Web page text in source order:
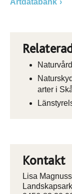
Artdatabank
arter i
Kontakt
Lisa